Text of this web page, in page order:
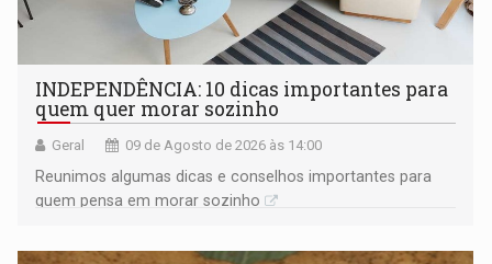
INDEPENDÊNCIA: 10 dicas importantes para
quem quer morar sozinho
Geral 09 de Agosto de 2026 às 14:00
Reunimos algumas dicas e conselhos importantes para
quem pensa em morar sozinho